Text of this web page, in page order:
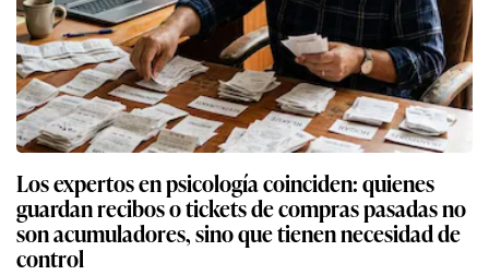
Los expertos en psicología coinciden: quienes
guardan recibos o tickets de compras pasadas no
son acumuladores, sino que tienen necesidad de
control